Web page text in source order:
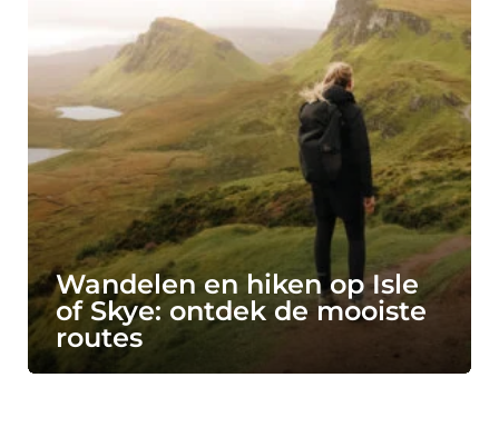
Wandelen en hiken op Isle
of Skye: ontdek de mooiste
routes